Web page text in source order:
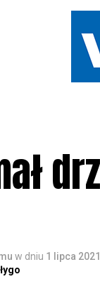
w dniu 1 lipca 2021